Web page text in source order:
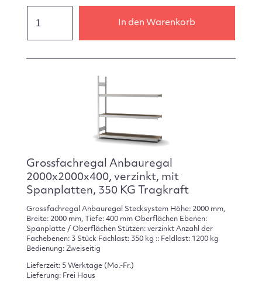
In den Warenkorb
Grossfachregal Anbauregal
2000x2000x400, verzinkt, mit
Spanplatten, 350 KG Tragkraft
Grossfachregal Anbauregal Stecksystem Höhe: 2000 mm,
Breite: 2000 mm, Tiefe: 400 mm Oberflächen Ebenen:
Spanplatte / Oberflächen Stützen: verzinkt Anzahl der
Fachebenen: 3 Stück Fachlast: 350 kg :: Feldlast: 1200 kg
Bedienung: Zweiseitig
Lieferzeit: 5 Werktage (Mo.-Fr.)
Lieferung: Frei Haus